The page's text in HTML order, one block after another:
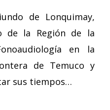
de Lonquimay,
de la Región de la
en la
de Temuco y
sus tiempos…